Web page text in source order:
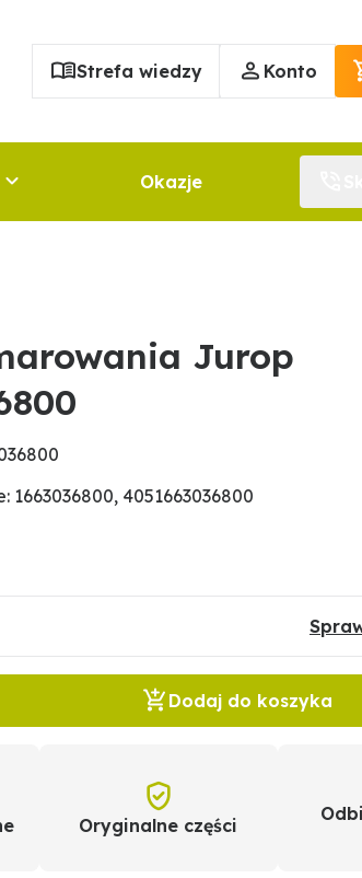
Strefa wiedzy Konto
Okazje
Jurop
4051663036800
Dodaj do koszyka
Oryginalne części